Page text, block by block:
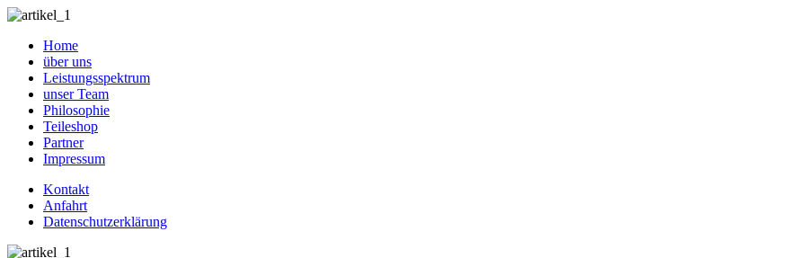
Home
über uns
Leistungsspektrum
unser Team
Philosophie
Teileshop
Partner
Impressum
Kontakt
Anfahrt
Datenschutzerklärung